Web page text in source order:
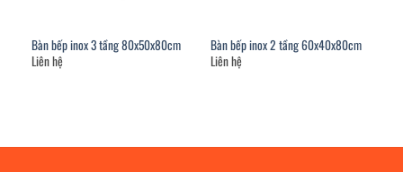
Bàn bếp inox 3 tầng 80x50x80cm
Liên hệ
Bàn bếp inox 2 tầng 60x40x80cm
Liên hệ